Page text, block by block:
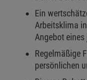
Ein
Arbeitsklima
Angebot
Regelmäßige
persönlichen